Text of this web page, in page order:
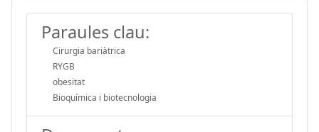
Paraules clau:
Cirurgia bariàtrica
RYGB
obesitat
Bioquímica i biotecnologia